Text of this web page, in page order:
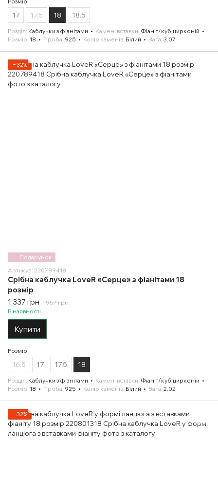
17 17.5 18 18.5
Розділ Каблучки з фіанітами Камені вставки Фіаніт/куб.цирконій
Розмір 18 Проба 925 Колір каменів Білий Вага 3.07
Подарунок
−32%
Артикул: 220789418
Срібна каблучка LoveR «Серце» з фіанітами 18
розмір
1 337 грн 1 957 грн
В наявності
Купити
Розмір
16.5 17 17.5 18
Розділ Каблучки з фіанітами Камені вставки Фіаніт/куб.цирконій
Розмір 18 Проба 925 Колір каменів Білий Вага 2.02
−32%